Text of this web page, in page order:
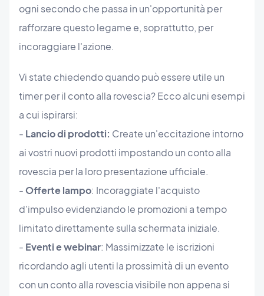
ogni secondo che passa in un'opportunità per
rafforzare questo legame e, soprattutto, per
incoraggiare l'azione.
Vi state chiedendo quando può essere utile un
timer per il conto alla rovescia? Ecco alcuni esempi
a cui ispirarsi:
- Lancio di prodotti: Create un'eccitazione intorno
ai vostri nuovi prodotti impostando un conto alla
rovescia per la loro presentazione ufficiale.
-Offerte lampo: Incoraggiate l'acquisto
d'impulso evidenziando le promozioni a tempo
limitato direttamente sulla schermata iniziale.
- Eventi e webinar: Massimizzate le iscrizioni
ricordando agli utenti la prossimità di un evento
con un conto alla rovescia visibile non appena si